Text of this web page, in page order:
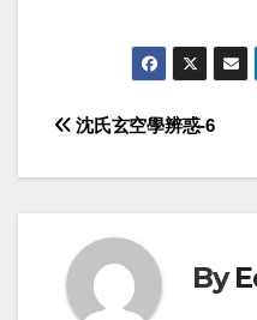
Post
navigation
沈氏玄空學辨惑-6
By